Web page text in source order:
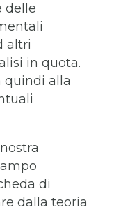
delle
altri
in quota.
quindi alla
di
dalla teoria